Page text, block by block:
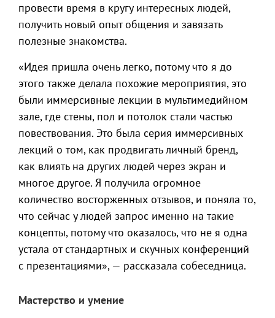
провести время в кругу интересных людей,
получить новый опыт общения и завязать
полезные знакомства.
«Идея пришла очень легко, потому что я до
этого также делала похожие мероприятия, это
были иммерсивные лекции в мультимедийном
зале, где стены, пол и потолок стали частью
повествования. Это была серия иммерсивных
лекций о том, как продвигать личный бренд,
как влиять на других людей через экран и
многое другое. Я получила огромное
количество восторженных отзывов, и поняла то,
что сейчас у людей запрос именно на такие
концепты, потому что оказалось, что не я одна
устала от стандартных и скучных конференций
с презентациями», — рассказала собеседница.
Мастерство и умение